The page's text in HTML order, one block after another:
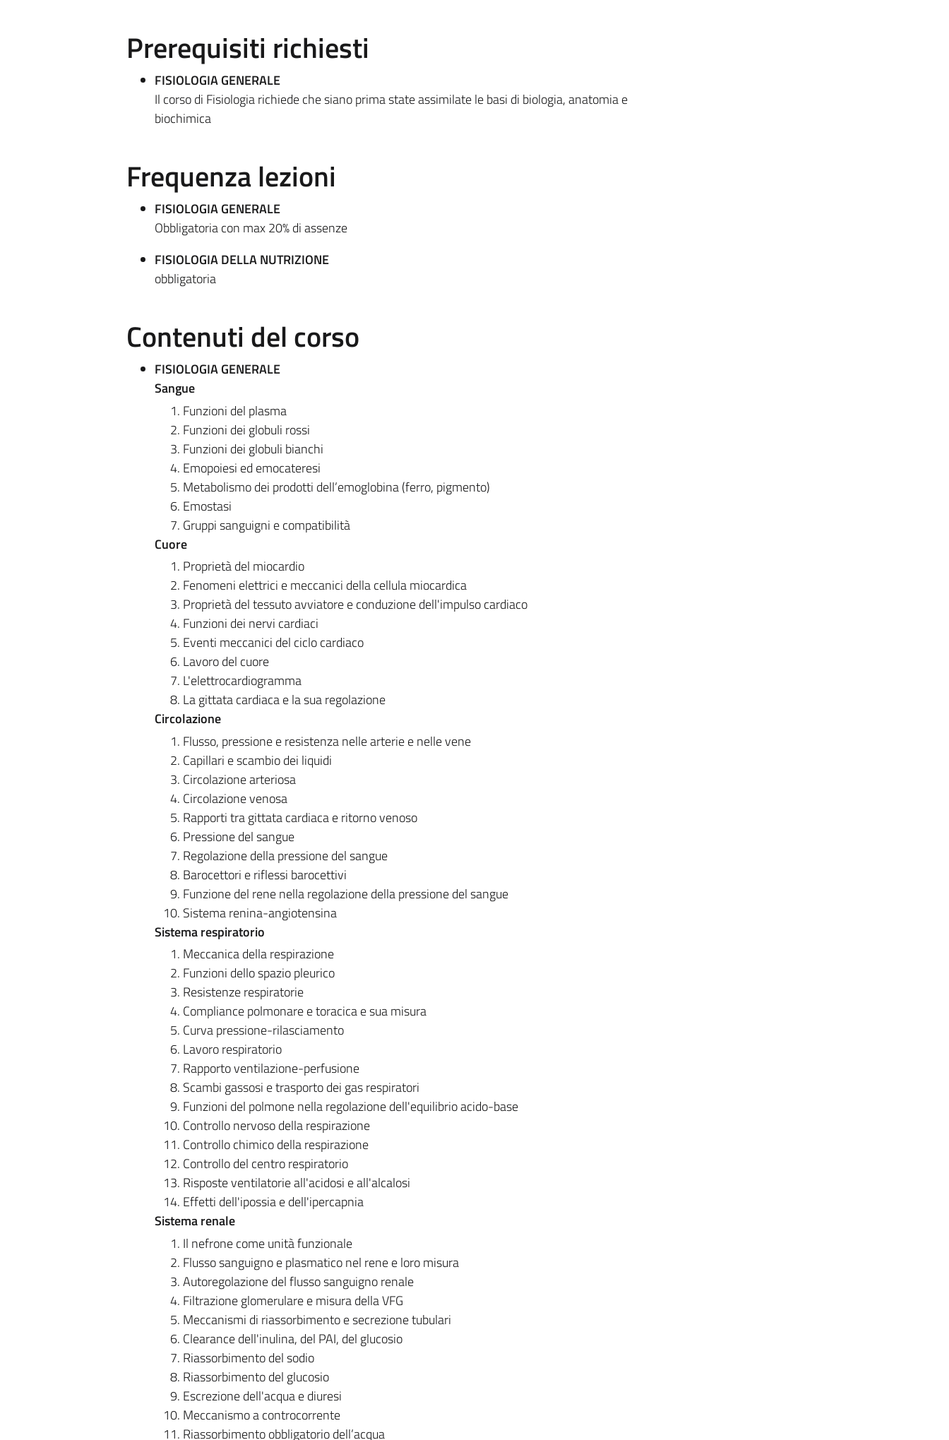
Prerequisiti richiesti
FISIOLOGIA GENERALE
Il corso di Fisiologia richiede che siano prima state assimilate le basi di biologia, anatomia e
biochimica
Frequenza lezioni
FISIOLOGIA GENERALE
Obbligatoria con max 20% di assenze
FISIOLOGIA DELLA NUTRIZIONE
obbligatoria
Contenuti del corso
FISIOLOGIA GENERALE
Sangue
Funzioni del plasma
Funzioni dei globuli rossi
Funzioni dei globuli bianchi
Emopoiesi ed emocateresi
Metabolismo dei prodotti dell’emoglobina (ferro, pigmento)
Emostasi
Gruppi sanguigni e compatibilità
Cuore
Proprietà del miocardio
Fenomeni elettrici e meccanici della cellula miocardica
Proprietà del tessuto avviatore e conduzione dell'impulso cardiaco
Funzioni dei nervi cardiaci
Eventi meccanici del ciclo cardiaco
Lavoro del cuore
L'elettrocardiogramma
La gittata cardiaca e la sua regolazione
Circolazione
Flusso, pressione e resistenza nelle arterie e nelle vene
Capillari e scambio dei liquidi
Circolazione arteriosa
Circolazione venosa
Rapporti tra gittata cardiaca e ritorno venoso
Pressione del sangue
Regolazione della pressione del sangue
Barocettori e riflessi barocettivi
Funzione del rene nella regolazione della pressione del sangue
Sistema renina-angiotensina
Sistema respiratorio
Meccanica della respirazione
Funzioni dello spazio pleurico
Resistenze respiratorie
Compliance polmonare e toracica e sua misura
Curva pressione-rilasciamento
Lavoro respiratorio
Rapporto ventilazione-perfusione
Scambi gassosi e trasporto dei gas respiratori
Funzioni del polmone nella regolazione dell'equilibrio acido-base
Controllo nervoso della respirazione
Controllo chimico della respirazione
Controllo del centro respiratorio
Risposte ventilatorie all'acidosi e all'alcalosi
Effetti dell'ipossia e dell'ipercapnia
Sistema renale
Il nefrone come unità funzionale
Flusso sanguigno e plasmatico nel rene e loro misura
Autoregolazione del flusso sanguigno renale
Filtrazione glomerulare e misura della VFG
Meccanismi di riassorbimento e secrezione tubulari
Clearance dell'inulina, del PAI, del glucosio
Riassorbimento del sodio
Riassorbimento del glucosio
Escrezione dell'acqua e diuresi
Meccanismo a controcorrente
Riassorbimento obbligatorio dell’acqua